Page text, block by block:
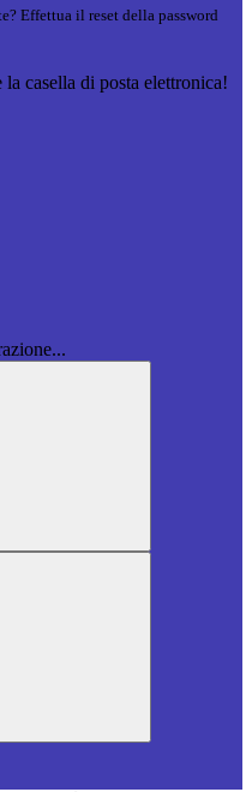
Effettua il reset della password
casella di posta elettronica!